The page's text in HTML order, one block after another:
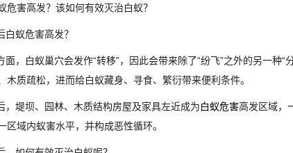
危害高发？该如何有效灭治白蚁？
蚁危害高发？
，白蚁巢穴会发作“转移”，因此会带来除了“纷飞”之外的另一种
木质疏松，进而给白蚁藏身、寻食、繁衍带来便利条件。
，堤坝、园林、木质结构房屋及家具左近成为白蚁危害高发区域，
区域内蚁害水平，并构成恶性循环。